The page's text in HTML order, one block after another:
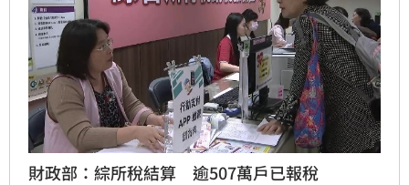
財政部：綜所稅結算 逾507萬戶已報稅